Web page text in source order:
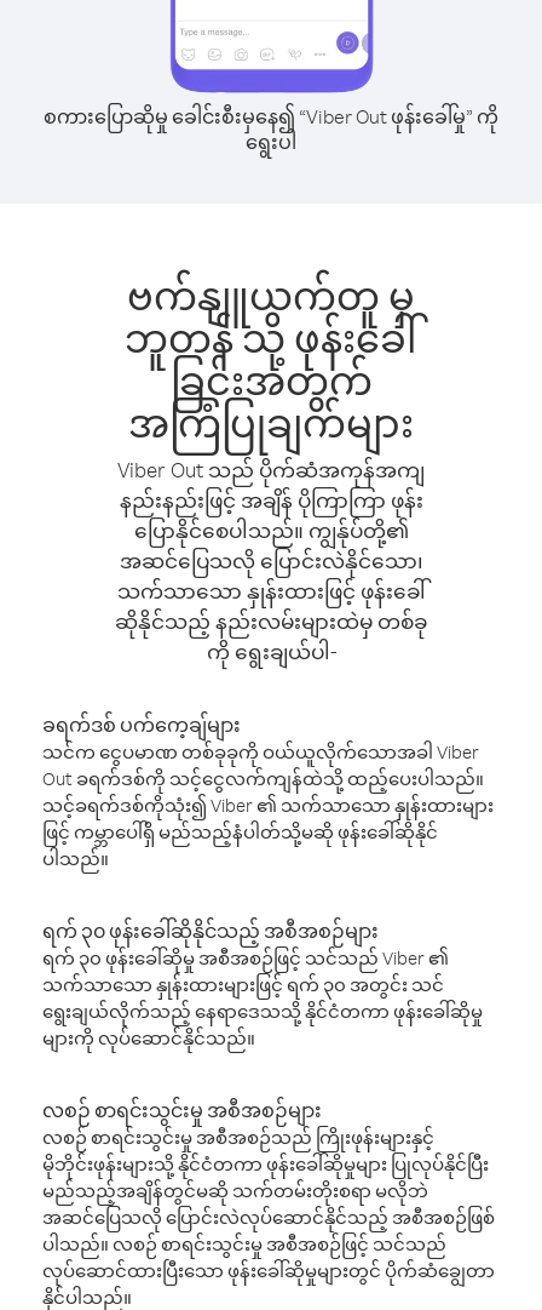
စကားပြောဆိုမှု ခေါင်းစီးမှနေ၍ “Viber Out ဖုန်းခေါ်မှု” ကို
ရွေးပါ
ဗက်နျူယက်တူ မှ
ဘူတန် သို့ ဖုန်းခေါ်
ခြင်းအတွက်
အကြံပြုချက်များ
Viber Out သည် ပိုက်ဆံအကုန်အကျ
နည်းနည်းဖြင့် အချိန် ပိုကြာကြာ ဖုန်း
ပြောနိုင်စေပါသည်။ ကျွန်ုပ်တို့၏
အဆင်ပြေသလို ပြောင်းလဲနိုင်သော၊
သက်သာသော နှုန်းထားဖြင့် ဖုန်းခေါ်
ဆိုနိုင်သည့် နည်းလမ်းများထဲမှ တစ်ခု
ကို ရွေးချယ်ပါ-
ခရက်ဒစ် ပက်ကေ့ချ်များ
သင်က ငွေပမာဏ တစ်ခုခုကို ဝယ်ယူလိုက်သောအခါ Viber
Out ခရက်ဒစ်ကို သင့်ငွေလက်ကျန်ထဲသို့ ထည့်ပေးပါသည်။
သင့်ခရက်ဒစ်ကိုသုံး၍ Viber ၏ သက်သာသော နှုန်းထားများ
ဖြင့် ကမ္ဘာပေါ်ရှိ မည်သည့်နံပါတ်သို့မဆို ဖုန်းခေါ်ဆိုနိုင်
ပါသည်။
ရက် ၃၀ ဖုန်းခေါ်ဆိုနိုင်သည့် အစီအစဉ်များ
ရက် ၃၀ ဖုန်းခေါ်ဆိုမှု အစီအစဉ်ဖြင့် သင်သည် Viber ၏
သက်သာသော နှုန်းထားများဖြင့် ရက် ၃၀ အတွင်း သင်
ရွေးချယ်လိုက်သည့် နေရာဒေသသို့ နိုင်ငံတကာ ဖုန်းခေါ်ဆိုမှု
များကို လုပ်ဆောင်နိုင်သည်။
လစဉ် စာရင်းသွင်းမှု အစီအစဉ်များ
လစဉ် စာရင်းသွင်းမှု အစီအစဉ်သည် ကြိုးဖုန်းများနှင့်
မိုဘိုင်းဖုန်းများသို့ နိုင်ငံတကာ ဖုန်းခေါ်ဆိုမှုများ ပြုလုပ်နိုင်ပြီး
မည်သည့်အချိန်တွင်မဆို သက်တမ်းတိုးစရာ မလိုဘဲ
အဆင်ပြေသလို ပြောင်းလဲလုပ်ဆောင်နိုင်သည့် အစီအစဉ်ဖြစ်
ပါသည်။ လစဉ် စာရင်းသွင်းမှု အစီအစဉ်ဖြင့် သင်သည်
လုပ်ဆောင်ထားပြီးသော ဖုန်းခေါ်ဆိုမှုများတွင် ပိုက်ဆံချွေတာ
နိုင်ပါသည်။